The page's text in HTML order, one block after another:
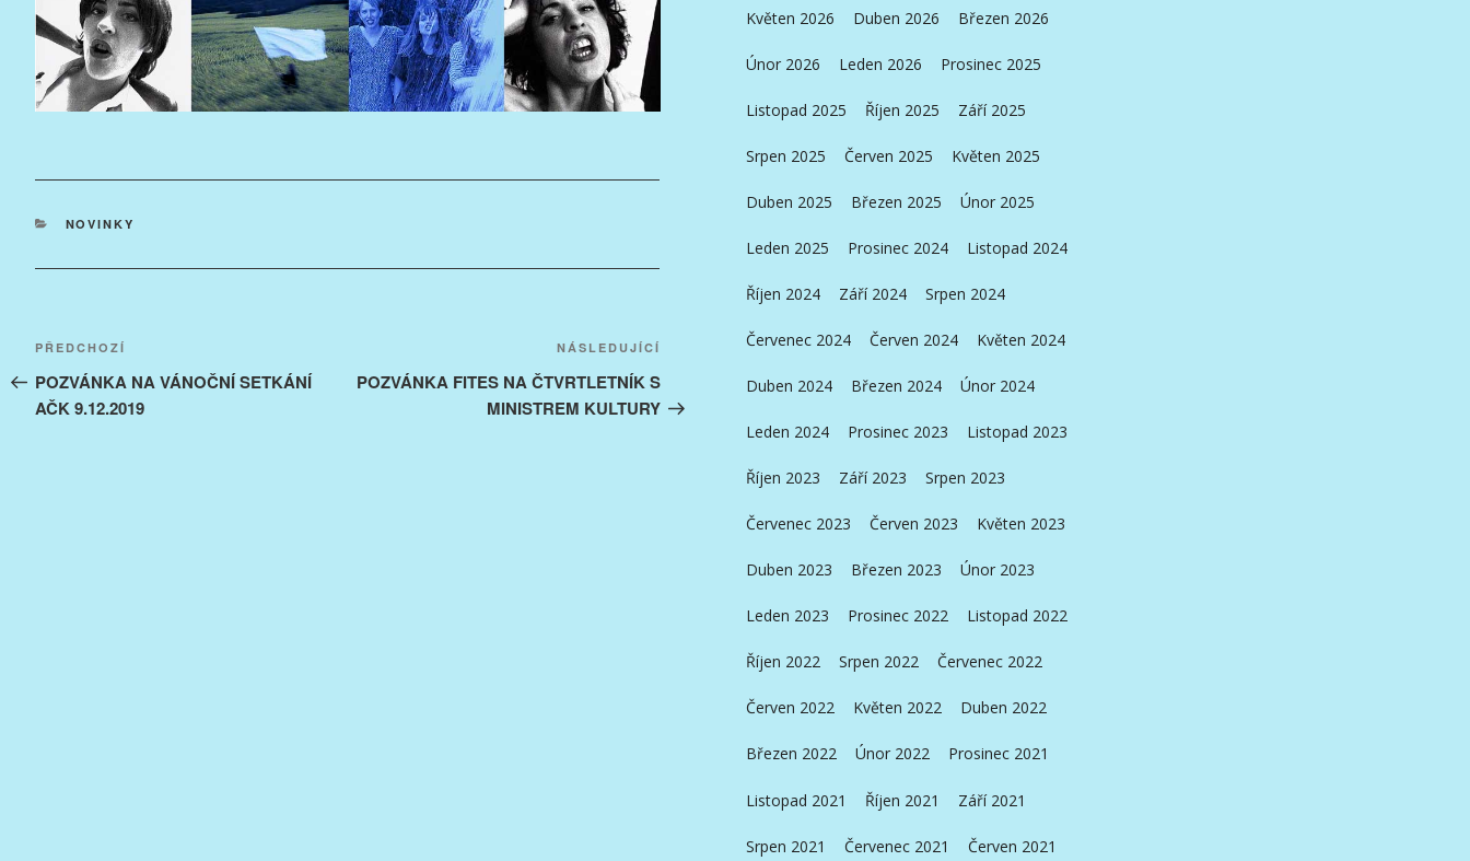
RUBRIKY
NOVINKY
Navigace
pro
příspěvek
Předchozí
příspěvek
PŘEDCHOZÍ
POZVÁNKA NA VÁNOČNÍ SETKÁNÍ
AČK 9.12.2019
Následující
příspěvek
NÁSLEDUJÍCÍ
POZVÁNKA FITES NA ČTVRTLETNÍK S
MINISTREM KULTURY
Květen 2026 Duben 2026 Březen 2026
Únor 2026 Leden 2026 Prosinec 2025
Listopad 2025 Říjen 2025 Září 2025
Srpen 2025 Červen 2025 Květen 2025
Duben 2025 Březen 2025 Únor 2025
Leden 2025 Prosinec 2024 Listopad 2024
Říjen 2024 Září 2024 Srpen 2024
Červenec 2024 Červen 2024 Květen 2024
Duben 2024 Březen 2024 Únor 2024
Leden 2024 Prosinec 2023 Listopad 2023
Říjen 2023 Září 2023 Srpen 2023
Červenec 2023 Červen 2023 Květen 2023
Duben 2023 Březen 2023 Únor 2023
Leden 2023 Prosinec 2022 Listopad 2022
Říjen 2022 Srpen 2022 Červenec 2022
Červen 2022 Květen 2022 Duben 2022
Březen 2022 Únor 2022 Prosinec 2021
Listopad 2021 Říjen 2021 Září 2021
Srpen 2021 Červenec 2021 Červen 2021